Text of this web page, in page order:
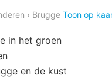
› Brugge Toon op
in het groen
en de kust